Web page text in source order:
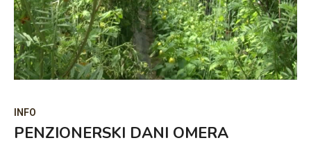
INFO
PENZIONERSKI DANI OMERA